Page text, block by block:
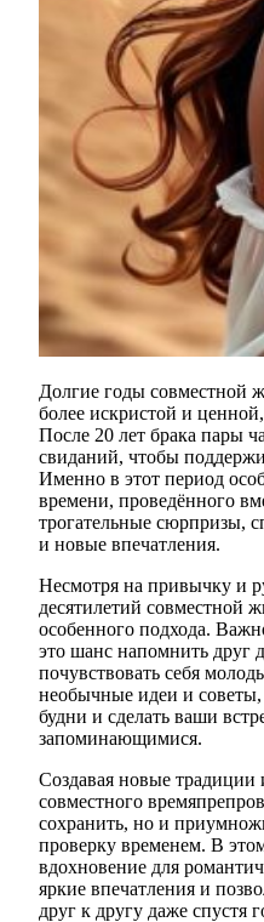
Долгие годы совместной жизни могут сделать романтику
более искристой и
После 20 лет брака пары
свиданий, чтобы
Именно в этот период
времени, проведённого
трогательные сюрпризы,
и новые впечатления.
Несмотря на привычку и
десятилетий совместной
особенного подхода.
это шанс напомнить друг
почувствовать себя
необычные идеи и советы,
будни и сделать ваши
запоминающимися.
Создавая новые традиции
совместного
сохранить, но и
проверку временем. В
вдохновение для
яркие впечатления и
друг к другу даже спустя